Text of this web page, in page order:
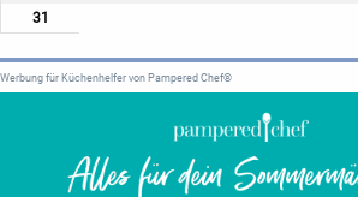
31
Werbung für Küchenhelfer von Pampered Chef®